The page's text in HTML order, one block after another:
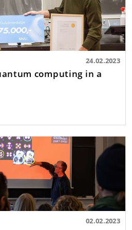
24.02.2023
computing in a
02.02.2023